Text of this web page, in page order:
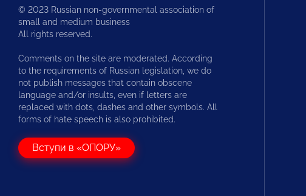
© 2023 Russian non-governmental association of
small and medium business
All rights reserved.
Comments on the site are moderated. According
to the requirements of Russian legislation, we do
not publish messages that contain obscene
language and/or insults, even if letters are
replaced with dots, dashes and other symbols. All
forms of hate speech is also prohibited.
Вступи в «ОПОРУ»